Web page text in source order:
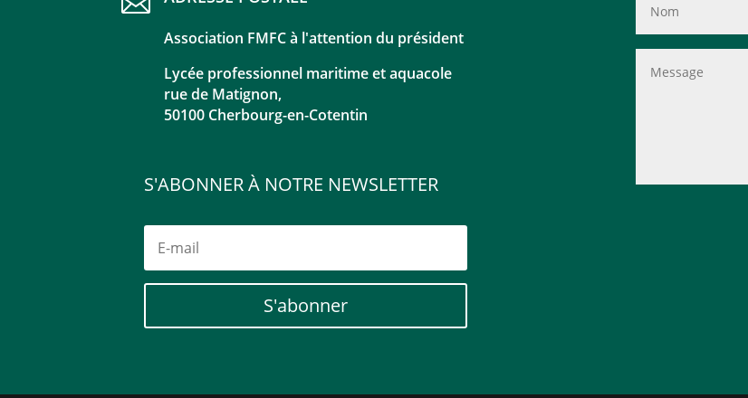
Association FMFC à l'attention du président
Lycée professionnel maritime et aquacole
rue de Matignon,
50100 Cherbourg-en-Cotentin
S'ABONNER À NOTRE NEWSLETTER
S'abonner